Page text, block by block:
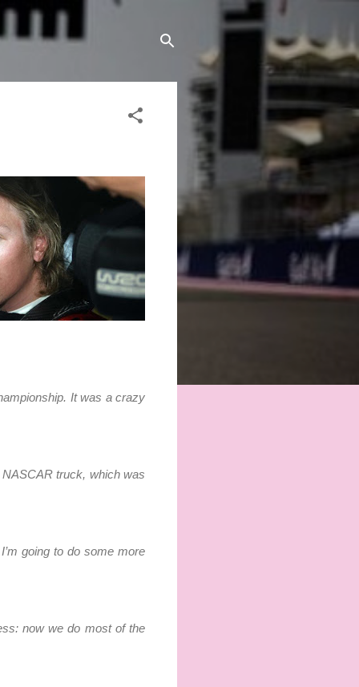
It was a crazy
NASCAR truck, which was
going to do some more
now we do most of the